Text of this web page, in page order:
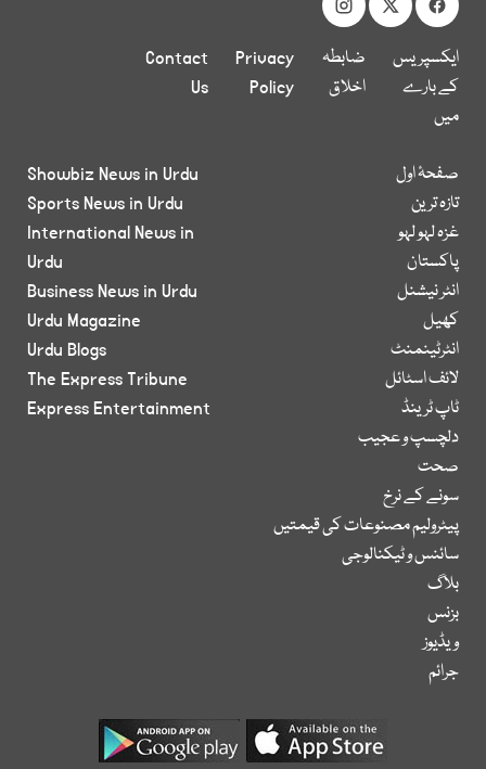
ایکسپریس
کے بارے
میں
ضابطہ
اخلاق
Privacy
Policy
Contact
Us
صفحۂ اول
تازہ ترین
غزہ لہو لہو
پاکستان
انٹر نیشنل
کھیل
انٹرٹینمنٹ
لائف اسٹائل
ٹاپ ٹرینڈ
دلچسپ و عجیب
صحت
سونے کے نرخ
پیٹرولیم مصنوعات کی قیمتیں
سائنس و ٹیکنالوجی
بلاگ
بزنس
ویڈیوز
جرائم
Showbiz News in Urdu
Sports News in Urdu
International News in
Urdu
Business News in Urdu
Urdu Magazine
Urdu Blogs
The Express Tribune
Express Entertainment